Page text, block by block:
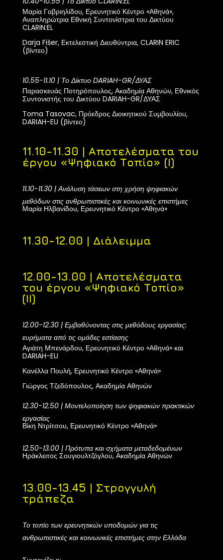
Μαρία Γαβριηλίδου, Ερευνητικό Κέντρο «Αθηνά»,
Αναπληρώτρια Εθνική Συντονίστρια του Δικτύου
CLARIN:EL
Darja Fišer, Εκτελεστική Διευθύντρια, CLARIN ERIC
(βίντεο)
10.55-11.10 | Το Δίκτυο DARIAH-GR/ΔΥΑΣ
Παρασκευάς Ποτηρόπουλος, Ακαδημία Αθηνών, Εθνικός
Συντονιστής του Δικτύου DARIAH-GR/ΔΥΑΣ
Toma Tasovac, Πρόεδρος Διοικητικού Συμβουλίου,
DARIAH-EU (βίντεο)
11.10-11.30 | Αποτελέσματα του
έργου «Ψηφιακό Τοπίο» (Ι)
11.10-11.30 | Ανάλυση τάσεων στη χρήση ψηφιακών
μεθόδων στις ανθρωπιστικές και κοινωνικές επιστήμες
Μαρία Ηλβανίδου, Ερευνητικό Κέντρο «Αθηνά»
11.30-12.00 | Διάλειμμα
12.00-13.00 | Αποτελέσματα
του έργου «Ψηφιακό Τοπίο»
(ΙΙ)
12.00-12.30 | Εμβαθύνοντας στις μεθόδους εργασίας:
ευρήματα από τις ομάδες εστίασης
Αγιάτη Μπενάρδου, Ερευνητικό Κέντρο «Αθηνά» και
DARIAH-EU
Κανέλλα Πουλή, Ερευνητικό Κέντρο «Αθηνά»
Γιώργος Τζεδόπουλος, Ακαδημία Αθηνών
12.30-12.50 | Μοντελοποίηση των ψηφιακών πρακτικών
εργασίας
Βίκη Ντρίτσου, Ερευνητικό Κέντρο «Αθηνά»
12.50-13.00 | Πρότυπα και σχήματα μεταδεδομένων
Ηράκλειτος Σουγιουλτζόγλου, Ακαδημία Αθηνών
13.00-13.45 | Στρογγυλή
τράπεζα
Το τοπίο των ερευνητικών υποδομών για τις
ανθρωπιστικές και κοινωνικές επιστήμες στην Ελλάδα